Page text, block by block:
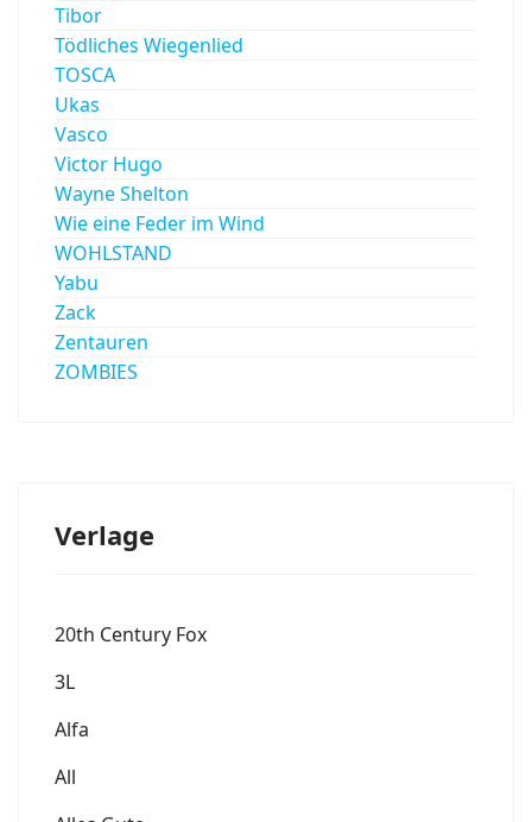
Tibor
Tödliches Wiegenlied
TOSCA
Ukas
Vasco
Victor Hugo
Wayne Shelton
Wie eine Feder im Wind
WOHLSTAND
Yabu
Zack
Zentauren
ZOMBIES
Verlage
20th Century Fox
3L
Alfa
All